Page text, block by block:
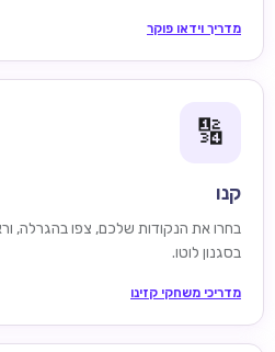
מדריך וידאו פוקר
🔢
קנו
בחרו את הנקודות שלכם, צפו בהגרלה,
בסגנון לוטו.
מדריכי משחקי קזינו